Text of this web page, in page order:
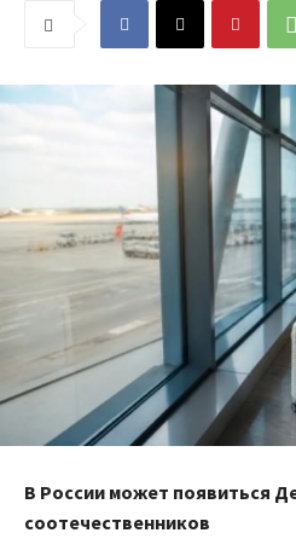
В России может появиться
соотечественников